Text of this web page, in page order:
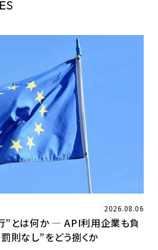
2026.08.06
”とは何か ― API利用企業も負
則なし”をどう捌くか